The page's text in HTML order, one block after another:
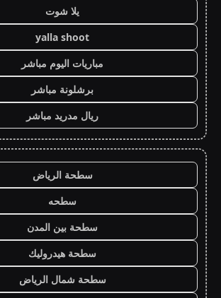
يلا شوت
yalla shoot
مباريات اليوم مباشر
برشلونة مباشر
ريال مدريد مباشر
سطحة الرياض
سطحه
سطحة بين المدن
سطحة هيدروليك
سطحة شمال الرياض